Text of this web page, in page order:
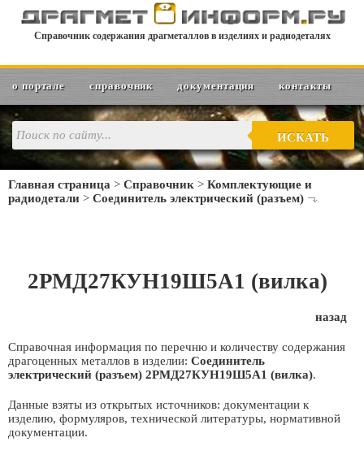
Справочник содержания драгметаллов в изделиях и радиодеталях
о портале справочник документация контакты
ИСКАТЬ
Главная страница > Справочник > Комплектующие и
радиодетали > Соединитель электрический (разъем)
2РМД27КУН19Ш5А1 (вилка)
назад
Справочная информация по перечню и количеству содержания
драгоценных металлов в изделии: Соединитель
электрический (разъем) 2РМД27КУН19Ш5А1 (вилка).
Данные взяты из открытых источников: документации к
изделию, формуляров, технической литературы, нормативной
документации.